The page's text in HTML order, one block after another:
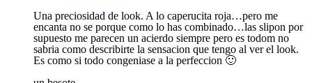
Una preciosidad de look. A lo caperucita roja…pero me
encanta no se porque como lo has combinado…las slipon por
supuesto me parecen un acierdo siempre pero es todom no
sabria como describirte la sensacion que tengo al ver el look.
Es como si todo congeniase a la perfeccion 🙂